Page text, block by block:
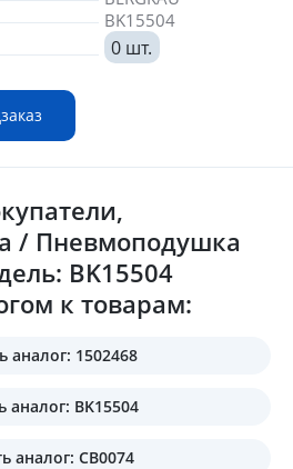
BK15504
0 шт.
/ Пневмоподушка
BK15504
к товарам:
аналог: 1502468
аналог: BK15504
аналог: CB0074